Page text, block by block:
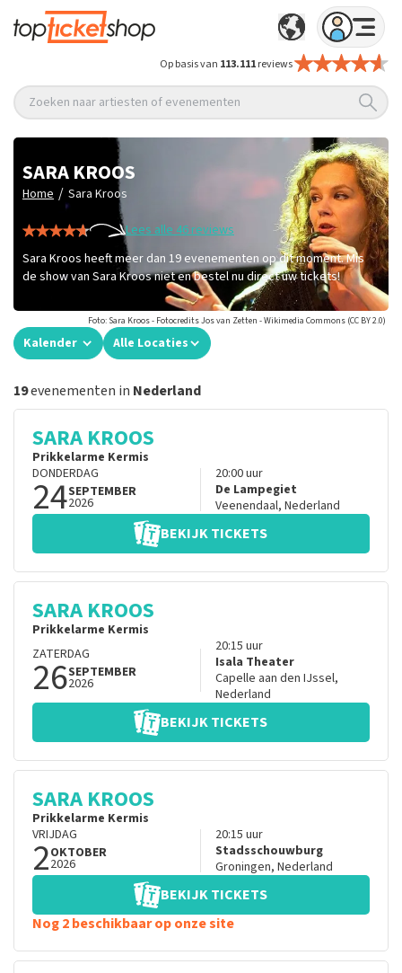
Op basis van 113.111reviews
Zoeken naar artiesten of evenementen
SARA KROOS
Home / Sara Kroos
Lees alle 46 reviews
Sara Kroos heeft meer dan 19 evenementen op dit moment. Mis
de show van Sara Kroos niet en bestel nu direct uw tickets!
Foto: Sara Kroos - Fotocredits Jos van Zetten - Wikimedia Commons (CC BY 2.0)
Kalender Alle Locaties
19evenementen in Nederland
SARA KROOS
Prikkelarme Kermis
DONDERDAG
24SEPTEMBER
2026
20:00uur
De Lampegiet
Veenendaal, Nederland
BEKIJK TICKETS
SARA KROOS
Prikkelarme Kermis
ZATERDAG
26SEPTEMBER
2026
20:15 uur
Isala Theater
Capelle aan den IJssel,
Nederland
BEKIJK TICKETS
SARA KROOS
Prikkelarme Kermis
VRIJDAG
2OKTOBER
2026
20:15 uur
Stadsschouwburg
Groningen, Nederland
BEKIJK TICKETS
Nog 2 beschikbaar op onze site